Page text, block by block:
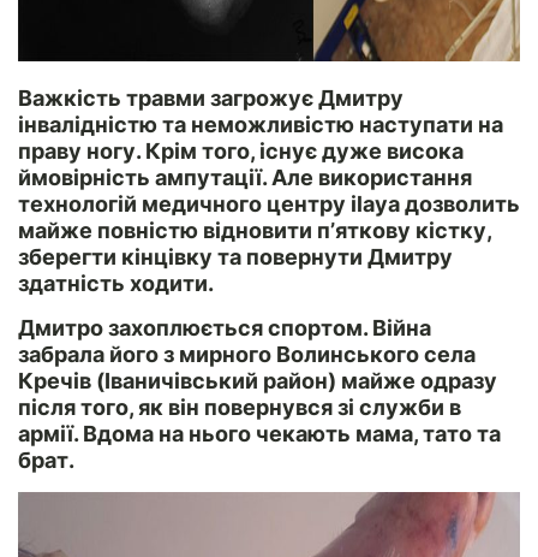
Важкість травми загрожує Дмитру
інвалідністю та неможливістю наступати на
праву ногу. Крім того, існує дуже висока
ймовірність ампутації. Але використання
технологій медичного центру ilaya дозволить
майже повністю відновити п’яткову кістку,
зберегти кінцівку та повернути Дмитру
здатність ходити.
Дмитро захоплюється спортом. Війна
забрала його з мирного Волинського села
Кречів (Іваничівський район) майже одразу
після того, як він повернувся зі служби в
армії. Вдома на нього чекають мама, тато та
брат.